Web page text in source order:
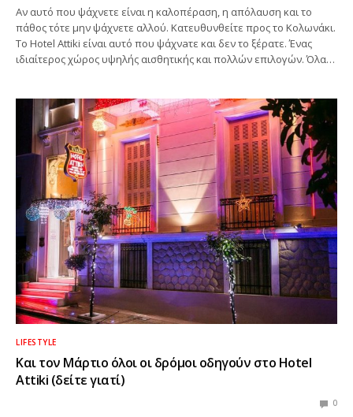
Αν αυτό που ψάχνετε είναι η καλοπέραση, η απόλαυση και το
πάθος τότε μην ψάχνετε αλλού. Κατευθυνθείτε προς το Κολωνάκι.
Το Hotel Attiki είναι αυτό που ψάχνaτε και δεν το ξέρατε. Ένας
ιδιαίτερος χώρος υψηλής αισθητικής και πολλών επιλογών. Όλα…
LIFESTYLE
Και τον Μάρτιο όλοι οι δρόμοι οδηγούν στο Hotel
Attiki (δείτε γιατί)
0